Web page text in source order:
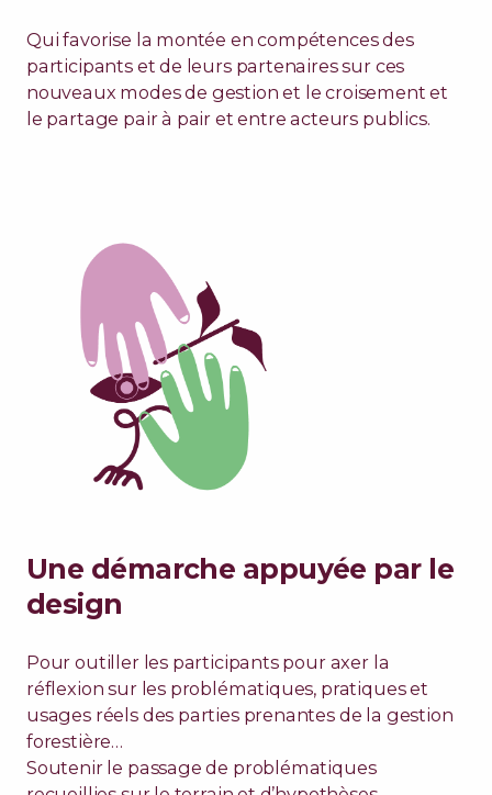
Qui favorise la montée en compétences des
participants et de leurs partenaires sur ces
nouveaux modes de gestion et le croisement et
le partage pair à pair et entre acteurs publics.
Une démarche appuyée par le
design
Pour outiller les participants pour axer la
réflexion sur les problématiques, pratiques et
usages réels des parties prenantes de la gestion
forestière…
Soutenir le passage de problématiques